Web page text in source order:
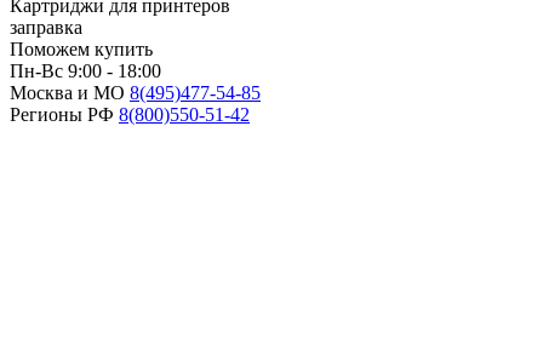
Картриджи для принтеров
заправка
Поможем купить
Пн-Вс 9:00 - 18:00
Москва и МО 8(495)477-54-85
Регионы РФ 8(800)550-51-42